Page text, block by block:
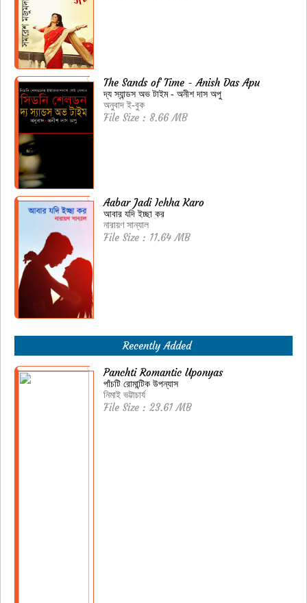
The Sands of Time - Anish Das Apu
দ্য স্যান্ডস অভ টাইম - অনীশ দাস অপু
অনুবাদ ই-বুক
File Size : 8.66 MB
Aabar Jadi Ichha Karo
আবার যদি ইচ্ছা কর
নারায়ণ সান্যাল
File Size : 11.64 MB
Recently Added
Panchti Romantic Uponyas
পাঁচটি রোমান্টিক উপন্যাস
নিমাই ভট্টাচার্য
File Size : 23.61 MB